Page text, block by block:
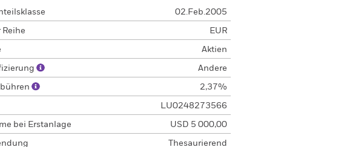
02.Feb.2005
EUR
Aktien
Andere
2,37%
LU0248273566
bei Erstanlage USD 5 000,00
Thesaurierend